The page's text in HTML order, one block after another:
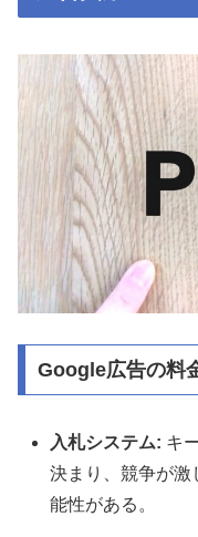
Google広告の料
入札システム: キ
決まり、競争が激
能性がある。